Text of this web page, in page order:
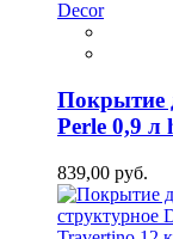
Покрытие
Perle 0,9 л
839,00 руб.